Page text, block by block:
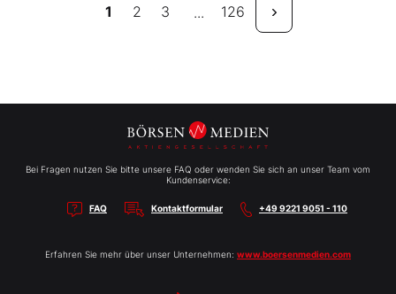
1 2 3 ... 126
Bei Fragen nutzen Sie bitte unsere FAQ oder wenden Sie sich an unser Team vom
Kundenservice:
FAQ Kontaktformular +49 9221 9051 - 110
Erfahren Sie mehr über unser Unternehmen: www.boersenmedien.com